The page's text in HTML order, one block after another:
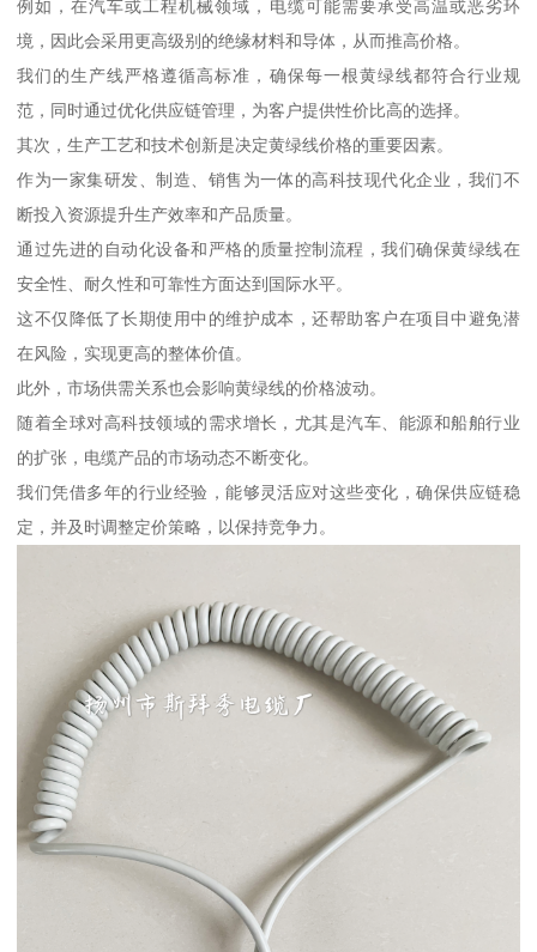
例如，在汽车或工程机械领域，电缆可能需要承受高温或恶劣环
境，因此会采用更高级别的绝缘材料和导体，从而推高价格。
我们的生产线严格遵循高标准，确保每一根黄绿线都符合行业规
范，同时通过优化供应链管理，为客户提供性价比高的选择。
其次，生产工艺和技术创新是决定黄绿线价格的重要因素。
作为一家集研发、制造、销售为一体的高科技现代化企业，我们不
断投入资源提升生产效率和产品质量。
通过先进的自动化设备和严格的质量控制流程，我们确保黄绿线在
安全性、耐久性和可靠性方面达到国际水平。
这不仅降低了长期使用中的维护成本，还帮助客户在项目中避免潜
在风险，实现更高的整体价值。
此外，市场供需关系也会影响黄绿线的价格波动。
随着全球对高科技领域的需求增长，尤其是汽车、能源和船舶行业
的扩张，电缆产品的市场动态不断变化。
我们凭借多年的行业经验，能够灵活应对这些变化，确保供应链稳
定，并及时调整定价策略，以保持竞争力。